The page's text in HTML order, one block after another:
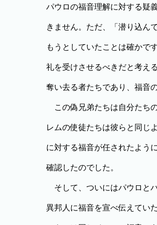
パウロの福音理解に対する疑
きません。ただ、「潜り込ん
もうとしていたことは確かで
礼を受けさせるべきだと考え
奪い去る者たちであり、福音
この偽兄弟たちは自分たち
レムの使徒たちは彼らと同じ
に対する福音が任されたよう
確認したのでした。
そして、ついにはパウロと
異邦人に福音を宣べ伝えてい